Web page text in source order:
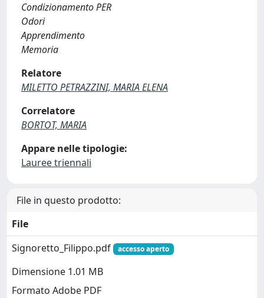
Condizionamento PER
Odori
Apprendimento
Memoria
Relatore
MILETTO PETRAZZINI, MARIA ELENA
Correlatore
BORTOT, MARIA
Appare nelle tipologie:
Lauree triennali
File in questo prodotto:
File
Signoretto_Filippo.pdf
accesso aperto
Dimensione 1.01 MB
Formato Adobe PDF